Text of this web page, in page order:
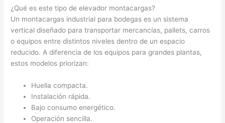
¿Qué es este tipo de elevador montacargas?
Un montacargas industrial para bodegas es un sistema
vertical diseñado para transportar mercancías, pallets, carros
o equipos entre distintos niveles dentro de un espacio
reducido. A diferencia de los equipos para grandes plantas,
estos modelos priorizan:
Huella compacta.
Instalación rápida.
Bajo consumo energético.
Operación sencilla.